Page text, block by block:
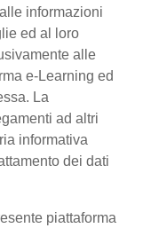
informazioni
ed al loro
alle
e-Learning ed
La
ad altri
informativa
dei dati
piattaforma